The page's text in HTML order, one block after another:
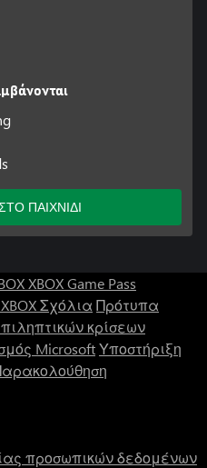
ΠΑΙΧΝΙΔΙ
XBOX Game Pass
Σχόλια Πρότυπα
κρίσεων
MicrosoftΥποστήριξη
προσωπικών δεδομένων